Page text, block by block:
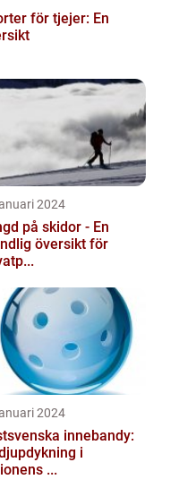
för tjejer: En
2024
på skidor - En
översikt för
2024
innebandy:
i
...